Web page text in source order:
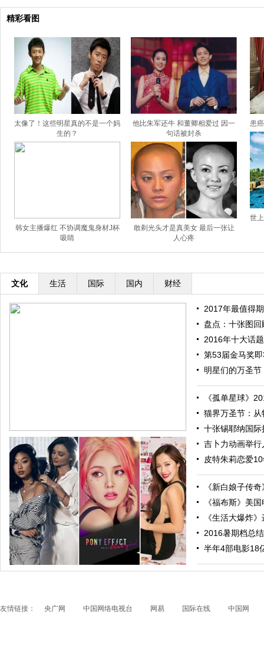
精彩看图
太像了！这些明星真的不是一个妈
生的？
他比朱军还牛 和董卿相爱过 因一
句话被封杀
韩女主播爆红 不协调魔鬼身材J杯
吸睛
敢剃光头才是真美女 最后一张让
人心疼
患
世
文化 生活 国际 国内 财经
跟随电影去旅行：布拉格 在这里邂逅特工、寻找浪漫
2017年最值得
盘点：十张图
2016年十大话
第53届金马奖
明星们的万圣
《孤单星球》
猫界万圣节：
十张锡耶纳国
吉卜力动画举
皮特朱莉恋爱
《新白娘子传
《福布斯》美
《生活大爆炸
2016暑期档总
半年4部电影18
友情链接： 央广网 中国网络电视台 网易 国际在线 中国网